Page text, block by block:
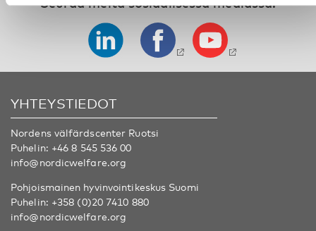
YHTEYSTIEDOT
Nordens välfärdscenter Ruotsi
Puhelin: +46 8 545 536 00
info@nordicwelfare.org
Pohjoismainen hyvinvointikeskus Suomi
Puhelin: +358 (0)20 7410 880
info@nordicwelfare.org